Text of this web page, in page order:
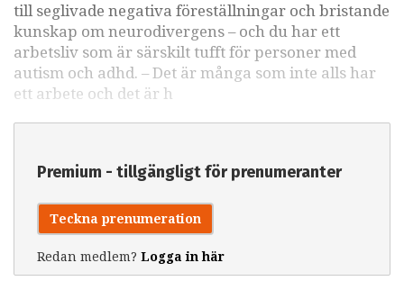
till seglivade negativa föreställningar och bristande
kunskap om neurodivergens – och du har ett
arbetsliv som är särskilt tufft för personer med
autism och adhd. – Det är många som inte alls har
ett arbete och det är h
Premium - tillgängligt för prenumeranter
Teckna prenumeration
Redan medlem? Logga in här